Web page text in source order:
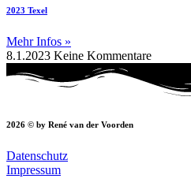
2023 Texel
Mehr Infos »
8.1.2023 Keine Kommentare
2026 © by René van der Voorden
Datenschutz
Impressum